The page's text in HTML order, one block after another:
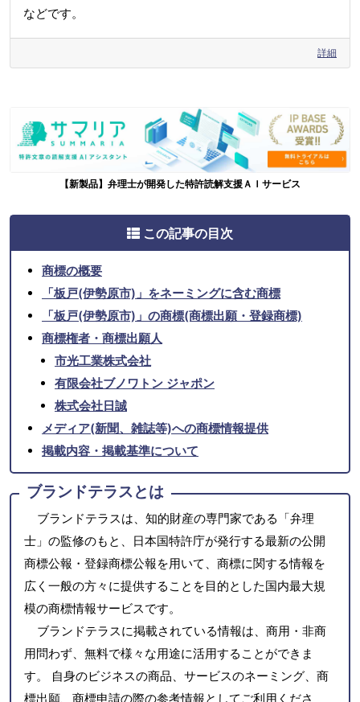
などです。
詳細
【新製品】弁理士が開発した特許読解支援ＡＩサービス
この記事の目次
商標の概要
「板戸(伊勢原市)」をネーミングに含む商標
「板戸(伊勢原市)」の商標(商標出願・登録商標)
商標権者・商標出願人
市光工業株式会社
有限会社ブノワトン ジャポン
株式会社日誠
メディア(新聞、雑誌等)への商標情報提供
掲載内容・掲載基準について
ブランドテラスとは
ブランドテラスは、知的財産の専門家である「弁理
士」の監修のもと、日本国特許庁が発行する最新の公開
商標公報・登録商標公報を用いて、商標に関する情報を
広く一般の方々に提供することを目的とした国内最大規
模の商標情報サービスです。
ブランドテラスに掲載されている情報は、商用・非商
用問わず、無料で様々な用途に活用することができま
す。 自身のビジネスの商品、サービスのネーミング、商
標出願、商標申請の際の参考情報としてご利用くださ